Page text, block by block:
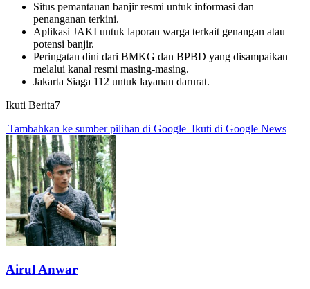
Situs pemantauan banjir resmi untuk informasi dan
penanganan terkini.
Aplikasi JAKI untuk laporan warga terkait genangan atau
potensi banjir.
Peringatan dini dari BMKG dan BPBD yang disampaikan
melalui kanal resmi masing-masing.
Jakarta Siaga 112 untuk layanan darurat.
Ikuti Berita7
Tambahkan ke sumber pilihan di Google Ikuti di Google News
Airul Anwar